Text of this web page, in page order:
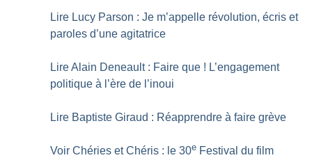
Lire Lucy Parson : Je m’appelle révolution, écris et
paroles d’une agitatrice
Lire Alain Deneault : Faire que ! L’engagement
politique à l’ère de l’inoui
Lire Baptiste Giraud : Réapprendre à faire grève
Voir Chéries et Chéris : le 30e Festival du film